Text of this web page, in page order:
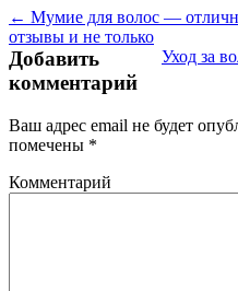
← Мумие для волос —
отзывы и не только
Уход за
Добавить
комментарий
Ваш адрес email не будет
помечены *
Комментарий